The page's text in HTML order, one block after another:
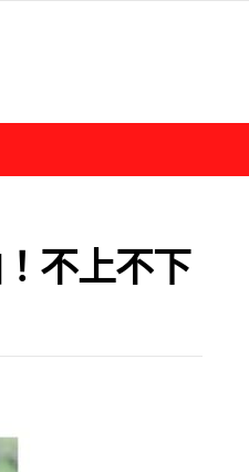
不上不下